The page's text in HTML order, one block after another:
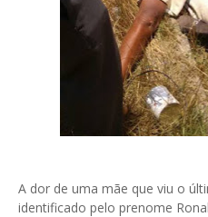
A dor de uma mãe que viu o
identificado pelo prenome